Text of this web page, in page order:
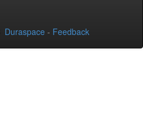
Duraspace - Feedback